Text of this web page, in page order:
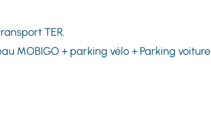
TER.
MOBIGO + parking vélo + Parking voiture